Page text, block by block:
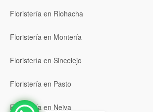
Floristería en Riohacha
Floristería en Montería
Floristería en Sincelejo
Floristería en Pasto
Floristería en Neiva